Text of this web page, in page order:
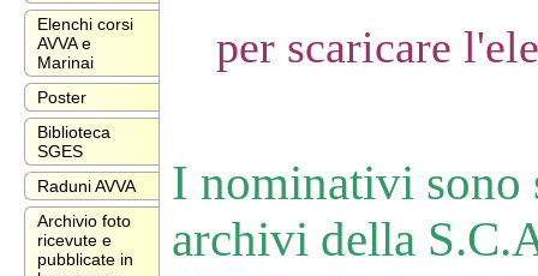
Elenchi corsi
AVVA e
Marinai
Poster
Biblioteca
SGES
Raduni AVVA
Archivio foto
ricevute e
pubblicate in
per scaricare
I nominativi sono
archivi della